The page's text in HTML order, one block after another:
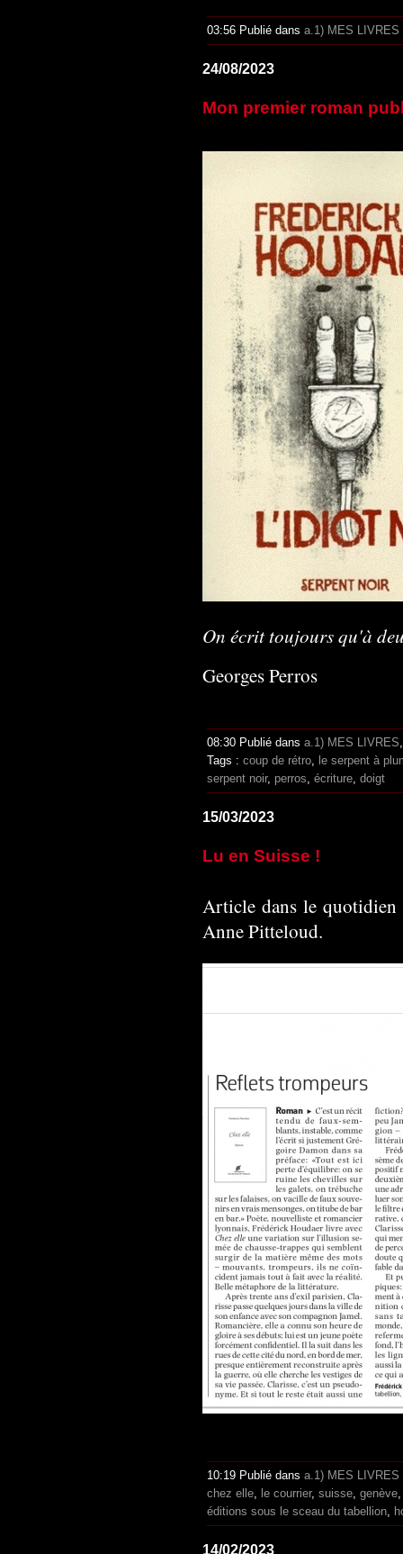
03:56 Publié dans a.1) MES LIVRES
24/08/2023
Mon premier roman
On écrit toujours qu'à
Georges Perros
08:30 Publié dans a.1) MES LIVRES
Tags : coup de rétro le serpent à
serpent noir, perros écriture doigt
15/03/2023
Lu en Suisse !
Article dans le
Anne Pitteloud.
10:19 Publié dans a.1) MES LIVRES
chez elle, le courrier, suisse, genève
éditions sous le sceau du tabellion,
14/02/2023